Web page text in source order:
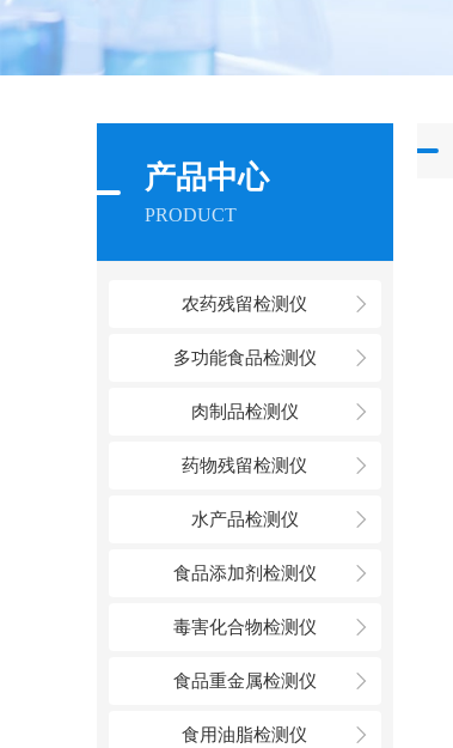
产品中心
PRODUCT
农药残留检测仪
多功能食品检测仪
肉制品检测仪
药物残留检测仪
水产品检测仪
食品添加剂检测仪
毒害化合物检测仪
食品重金属检测仪
食用油脂检测仪